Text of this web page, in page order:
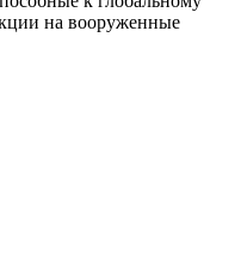
на вооруженные